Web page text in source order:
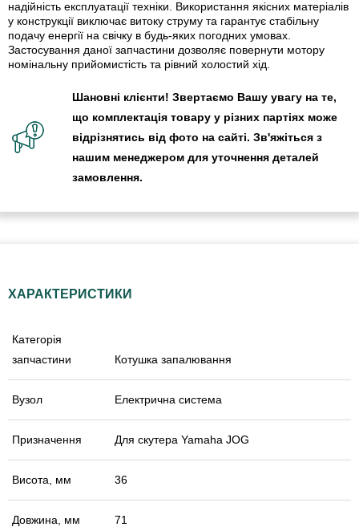
надійність експлуатації техніки. Використання якісних матеріалів
у конструкції виключає витоку струму та гарантує стабільну
подачу енергії на свічку в будь-яких погодних умовах.
Застосування даної запчастини дозволяє повернути мотору
номінальну прийомистість та рівний холостий хід.
Шановні клієнти! Звертаємо Вашу увагу на те,
що комплектація товару у різних партіях може
відрізнятись від фото на сайті. Зв'яжіться з
нашим менеджером для уточнення деталей
замовлення.
ХАРАКТЕРИСТИКИ
Категорія
запчастини
Котушка запалювання
Вузол Електрична система
Призначення Для скутера Yamaha JOG
Висота, мм 36
Довжина, мм 71